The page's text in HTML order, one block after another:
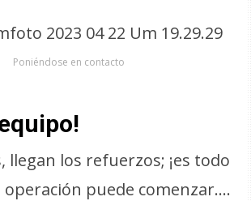
Poniéndose en contacto
llegan los refuerzos; ¡es todo
operación puede comenzar….